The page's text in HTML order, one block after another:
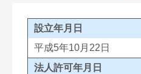
設立年月日
平成5年10月22日
法人許可年月日